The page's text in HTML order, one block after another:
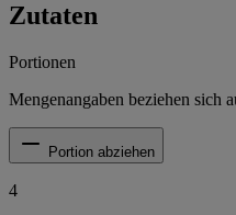
Zutaten
Portionen
Mengenangaben beziehen sich
Portion abziehen
4